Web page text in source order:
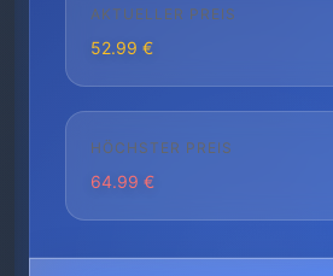
AKTUELLER PREIS
52.99 €
HÖCHSTER PREIS
64.99 €